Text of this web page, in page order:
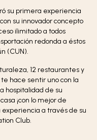
su primera experiencia
con su innovador concepto
ilimitado a todos
redonda a éstos
(CUN).
12 restaurantes y
hace sentir uno con la
hospitalidad de su
¡con lo mejor de
experiencia a través de su
Club.